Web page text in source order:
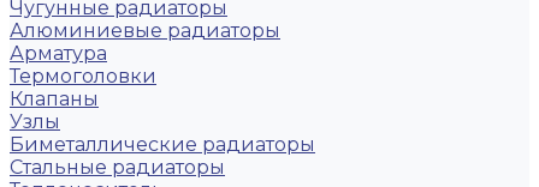
Чугунные радиаторы
Алюминиевые радиаторы
Арматура
Термоголовки
Клапаны
Узлы
Биметаллические радиаторы
Стальные радиаторы